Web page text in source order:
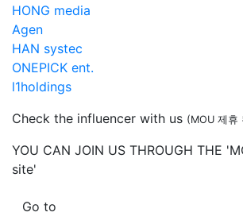
HONG media
Agen
HAN systec
ONEPICK ent.
l1holdings
Check the influencer with us (MOU 제휴
YOU CAN JOIN US THROUGH THE
site'
Go to